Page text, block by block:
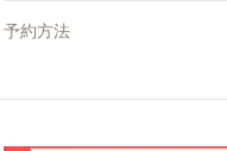
予約方法